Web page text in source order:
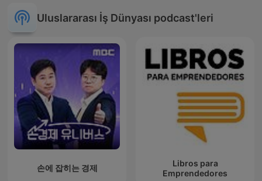
Uluslararası İş Dünyası podcast'leri
손에 잡히는 경제
Libros para
Emprendedores